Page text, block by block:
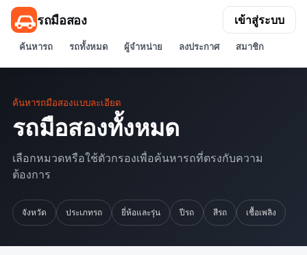
รถมือสอง
ค้นหารถ รถทั้งหมด ผู้จำหน่าย ลงประกาศ สมาชิก
เข้าสู่ระบบ
ค้นหารถมือสองแบบละเอียด
รถมือสองทั้งหมด
เลือกหมวดหรือใช้ตัวกรองเพื่อค้นหารถที่ตรงกับความ
ต้องการ
จังหวัด ประเภทรถ ยี่ห้อและรุ่น ปีรถ สีรถ เชื้อเพลิง